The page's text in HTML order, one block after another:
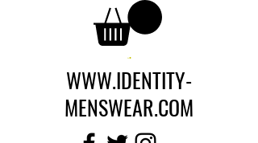
WWW.IDENTITY-
MENSWEAR.COM